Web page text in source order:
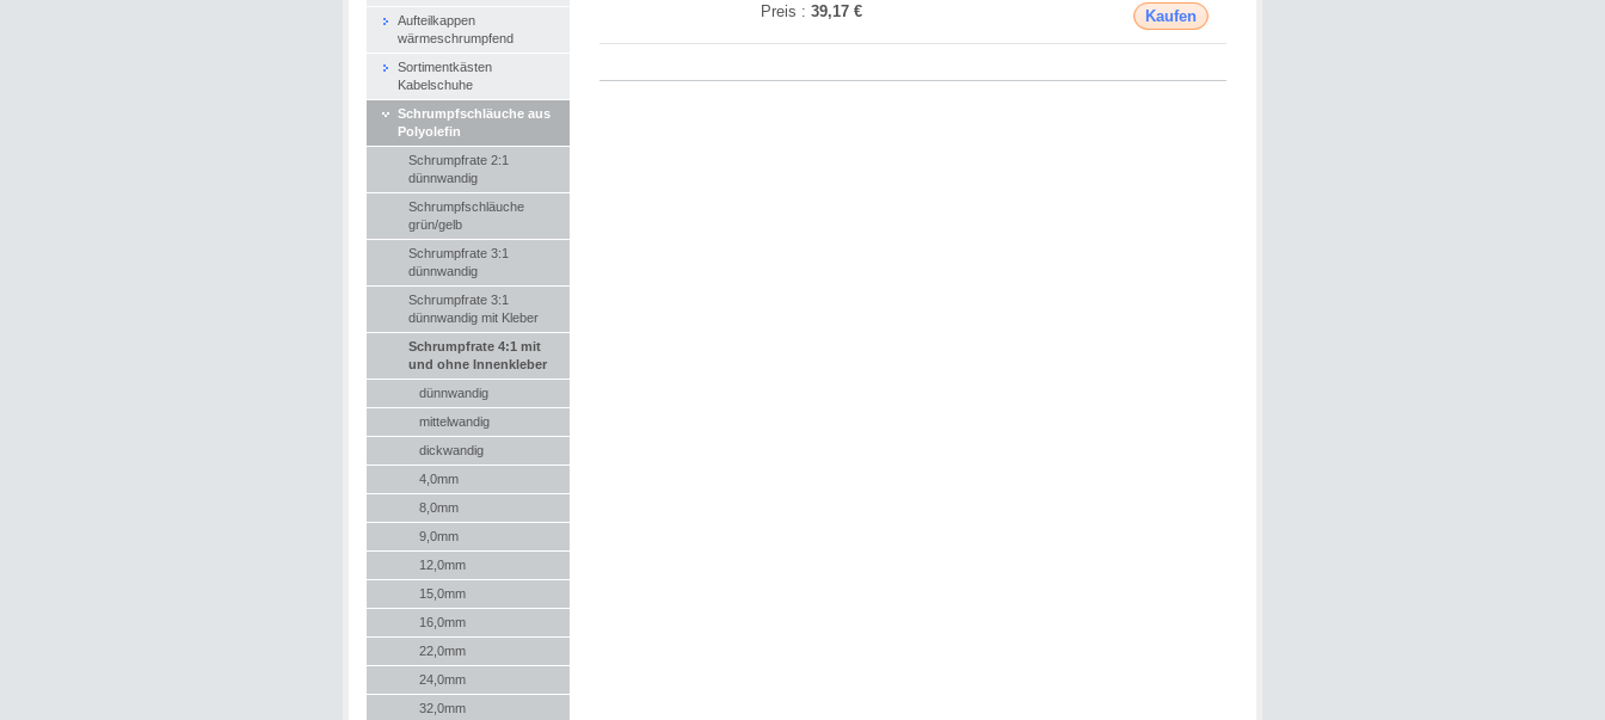
Kaufen
Preis : 39,17 €
Aufteilkappen
wärmeschrumpfend
Sortimentkästen
Kabelschuhe
Schrumpfschläuche aus
Polyolefin
Schrumpfrate 2:1
dünnwandig
Schrumpfschläuche
grün/gelb
Schrumpfrate 3:1
dünnwandig
Schrumpfrate 3:1
dünnwandig mit Kleber
Schrumpfrate 4:1 mit
und ohne Innenkleber
dünnwandig
mittelwandig
dickwandig
4,0mm
8,0mm
9,0mm
12,0mm
15,0mm
16,0mm
22,0mm
24,0mm
32,0mm